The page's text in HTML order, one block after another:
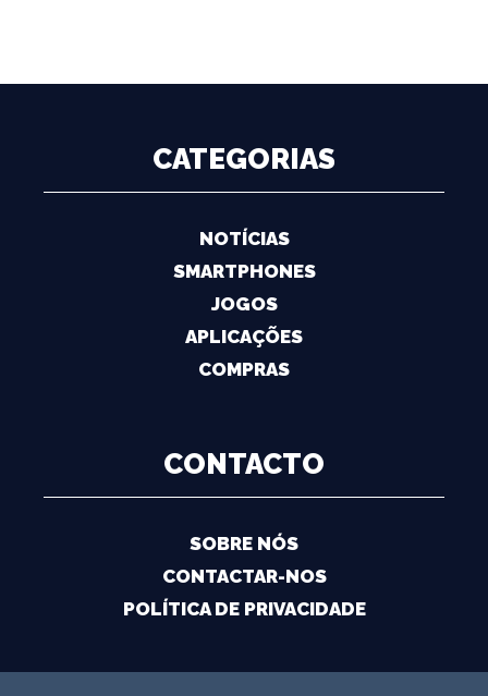
CATEGORIAS
NOTÍCIAS
SMARTPHONES
JOGOS
APLICAÇÕES
COMPRAS
CONTACTO
SOBRE NÓS
CONTACTAR-NOS
POLÍTICA DE PRIVACIDADE